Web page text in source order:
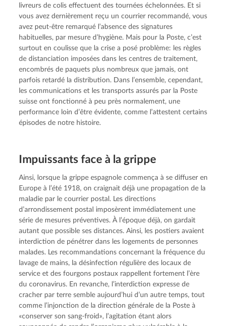
livreurs de colis effectuent des tournées échelonnées. Et si
vous avez dernièrement reçu un courrier recommandé, vous
avez peut-être remarqué l’absence des signatures
habituelles, par mesure d’hygiène. Mais pour la Poste, c’est
surtout en coulisse que la crise a posé problème: les règles
de distanciation imposées dans les centres de traitement,
encombrés de paquets plus nombreux que jamais, ont
parfois retardé la distribution. Dans l’ensemble, cependant,
les communications et les transports assurés par la Poste
suisse ont fonctionné à peu près normalement, une
performance loin d’être évidente, comme l’attestent certains
épisodes de notre histoire.
Impuis­sants face à la grippe
Ainsi, lorsque la grippe espagnole commença à se diffuser en
Europe à l’été 1918, on craignait déjà une propagation de la
maladie par le courrier postal. Les directions
d’arrondissement postal imposèrent immédiatement une
série de mesures préventives. À l’époque déjà, on gardait
autant que possible ses distances. Ainsi, les postiers avaient
interdiction de pénétrer dans les logements de personnes
malades. Les recommandations concernant la fréquence du
lavage de mains, la désinfection régulière des locaux de
service et des fourgons postaux rappellent fortement l’ère
du coronavirus. En revanche, l’interdiction expresse de
cracher par terre semble aujourd’hui d’un autre temps, tout
comme l’injonction de la direction générale de la Poste à
«conserver son sang-froid», l’agitation étant alors